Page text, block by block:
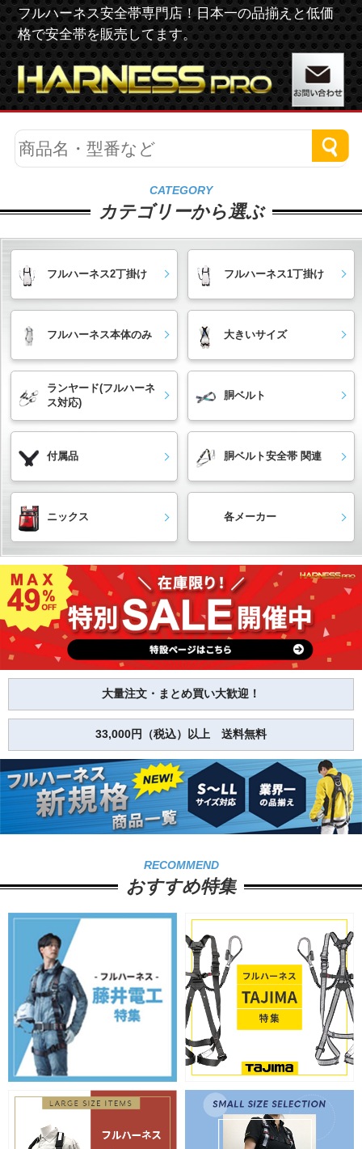
フルハーネス安全帯専門店！日本一の品揃えと低価
格で安全帯を販売してます。
CATEGORY
カテゴリーから選ぶ
フルハーネス2丁掛け フルハーネス1丁掛け
フルハーネス本体のみ 大きいサイズ
ランヤード(フルハーネ
ス対応)
胴ベルト
付属品 胴ベルト安全帯 関連
ニックス 各メーカー
大量注文・まとめ買い大歓迎！
33,000円（税込）以上 送料無料
RECOMMEND
おすすめ特集